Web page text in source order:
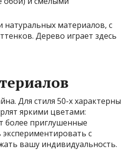
натуральных материалов, с
Дерево играет здесь
Для стиля 50-х характерны
яркими цветами:
более приглушенные
с
вашу индивидуальность.